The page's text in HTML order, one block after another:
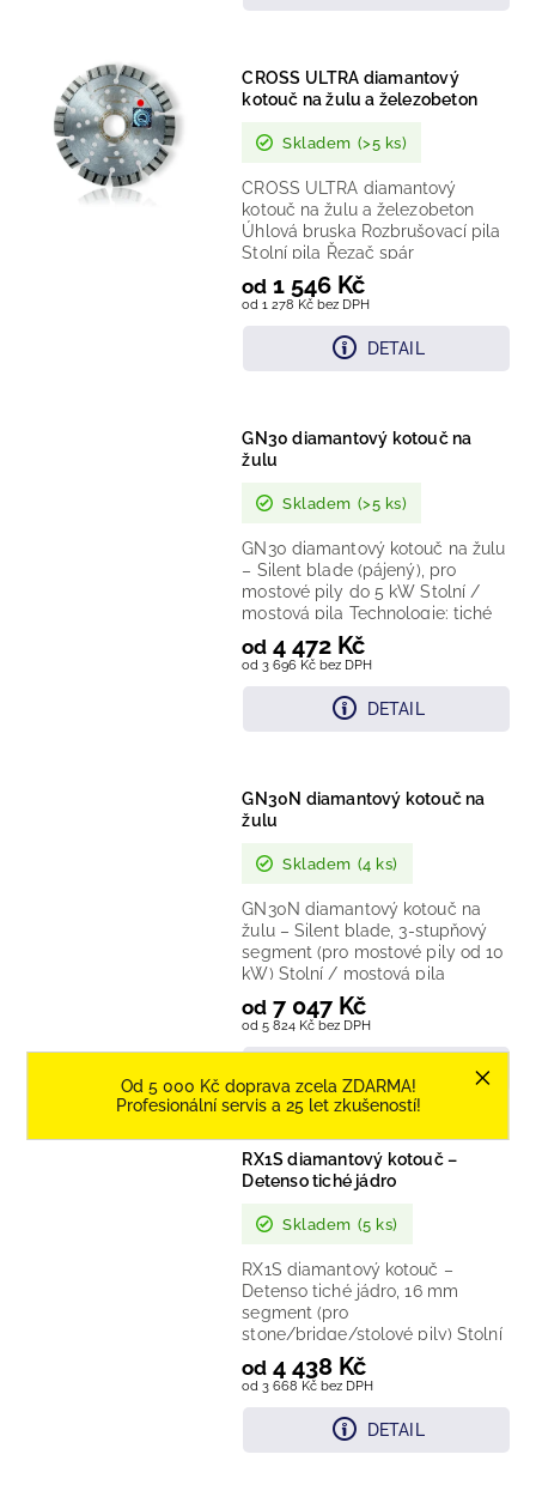
Od 5 000 Kč doprava zcela ZDARMA!
Profesionální servis a 25 let zkušeností!
CROSS ULTRA diamantový
kotouč na žulu a železobeton
Skladem (>5 ks)
od 1 278 Kč bez DPH
od 1 546 Kč
DETAIL
CROSS ULTRA diamantový
kotouč na žulu a železobeton
Úhlová bruska Rozbrušovací pila
Stolní pila Řezač spár
Technologie: laserem vařený...
GN30 diamantový kotouč na
žulu
Skladem (>5 ks)
od 3 696 Kč bez DPH
od 4 472 Kč
DETAIL
GN30 diamantový kotouč na žulu
– Silent blade (pájený), pro
mostové pily do 5 kW Stolní /
mostová pila Technologie: tiché
„Silent“ jádro...
GN30N diamantový kotouč na
žulu
Skladem (4 ks)
od 5 824 Kč bez DPH
od 7 047 Kč
GN30N diamantový kotouč na
žulu – Silent blade, 3-stupňový
segment (pro mostové pily od 10
kW) Stolní / mostová pila
Technologie: tiché „Silent“ jádro,...
RX1S diamantový kotouč –
Detenso tiché jádro
Skladem (5 ks)
od 3 668 Kč bez DPH
od 4 438 Kč
DETAIL
RX1S diamantový kotouč –
Detenso tiché jádro, 16 mm
segment (pro
stone/bridge/stolové pily) Stolní
/ mostová pila Technologie:
Detenso „quiet“ ocelové...